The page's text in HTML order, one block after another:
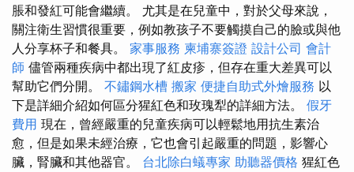
脹和發紅可能會繼續。 尤其是在兒童中，對於父母來說，
關注衛生習慣很重要，例如教孩子不要觸摸自己的臉或與他
人分享杯子和餐具。 家事服務 柬埔寨簽證 設計公司 會計
師 儘管兩種疾病中都出現了紅皮疹，但存在重大差異可以
幫助它們分開。 不鏽鋼水槽 搬家 便捷自助式外燴服務 以
下是詳細介紹如何區分猩紅色和玫瑰犁的詳細方法。 假牙
費用 現在，曾經嚴重的兒童疾病可以輕鬆地用抗生素治
愈，但是如果未經治療，它也會引起嚴重的問題，影響心
臟，腎臟和其他器官。 台北除白蟻專家 助聽器價格 猩紅色